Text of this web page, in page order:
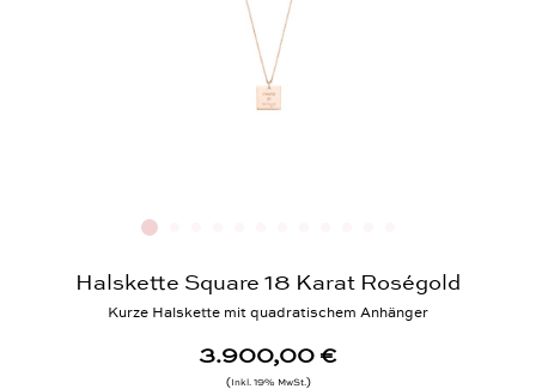
Halskette Square 18 Karat Roségold
Kurze Halskette mit quadratischem Anhänger
3.900,00 €
Inkl. 19% MwSt.